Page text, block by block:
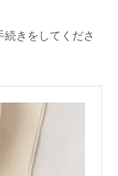
きをしてくださ